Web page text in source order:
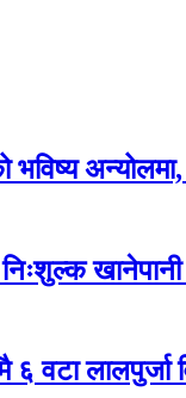
भविष्य
खानेपानी
६ वटा लालपुर्जा